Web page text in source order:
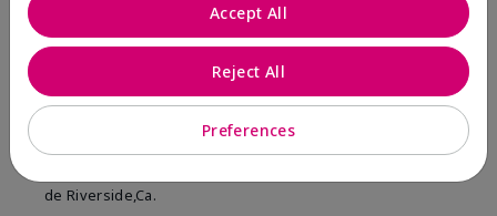
MK completion sponge
EnviadoHace 1 mes
de Riverside,Ca.
Preferences
Reject All
Accept All